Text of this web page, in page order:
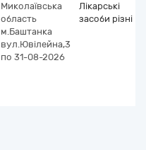
Миколаївська
область
м.Баштанка
вул.Ювілейна,3
по 31-08-2026
Лікарські
засоби різні